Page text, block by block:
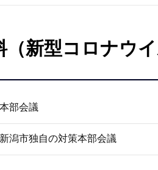
（新型コロナウイ
部会議
潟市独自の対策本部会議